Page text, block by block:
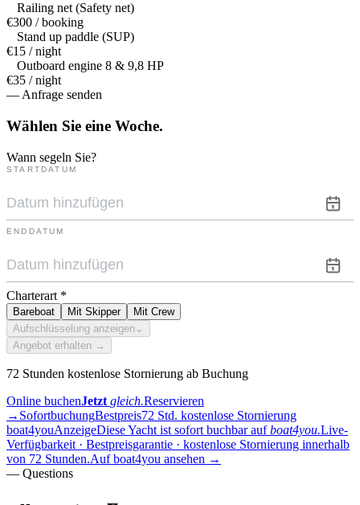
Railing net (Safety net)
€300 / booking
Stand up paddle (SUP)
€15 / night
Outboard engine 8 & 9,8 HP
€35 / night
— Anfrage senden
Wählen Sie eine Woche.
Wann segeln Sie?
STARTDATUM
ENDDATUM
Charterart *
Bareboat Mit Skipper
Mit Crew
Aufschlüsselung anzeigen ⌄
Angebot erhalten →
72 Stunden kostenlose Stornierung ab Buchung
Online buchenJetzt gleich.Reservieren
→ SofortbuchungBestpreis72 Std. kostenlose Stornierung
boat4youAnzeigeDiese Yacht ist sofort buchbar auf boat4you.Live-
Verfügbarkeit · Bestpreisgarantie · kostenlose Stornierung innerhalb
von 72 Stunden.Auf boat4you ansehen →
— Questions